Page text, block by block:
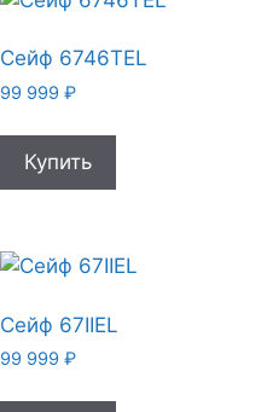
Сейф 6746TEL
99 999 ₽
Купить
Сейф 67IIEL
99 999 ₽